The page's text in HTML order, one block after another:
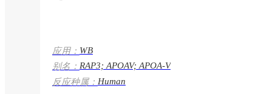
应用： WB
别名： RAP3; APOAV; APOA-V
反应种属： Human